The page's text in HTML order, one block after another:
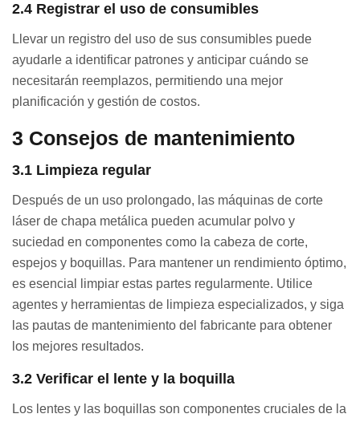
2.4 Registrar el uso de consumibles
Llevar un registro del uso de sus consumibles puede
ayudarle a identificar patrones y anticipar cuándo se
necesitarán reemplazos, permitiendo una mejor
planificación y gestión de costos.
3 Consejos de mantenimiento
3.1 Limpieza regular
Después de un uso prolongado, las máquinas de corte
láser de chapa metálica pueden acumular polvo y
suciedad en componentes como la cabeza de corte,
espejos y boquillas. Para mantener un rendimiento óptimo,
es esencial limpiar estas partes regularmente. Utilice
agentes y herramientas de limpieza especializados, y siga
las pautas de mantenimiento del fabricante para obtener
los mejores resultados.
3.2 Verificar el lente y la boquilla
Los lentes y las boquillas son componentes cruciales de la